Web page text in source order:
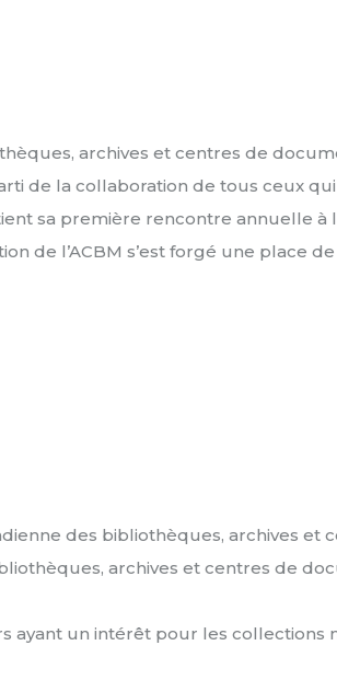
archives et centres de
de la collaboration de tous ceux
sa première rencontre annuelle à
de l’ACBM s’est forgé une place
des bibliothèques, archives et
archives et centres de
un intérêt pour les collections